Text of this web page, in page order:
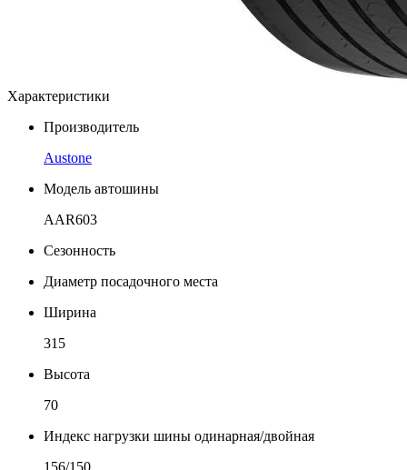
Характеристики
Производитель
Austone
Модель автошины
AAR603
Сезонность
Диаметр посадочного места
Ширина
315
Высота
70
Индекс нагрузки шины одинарная/двойная
156/150